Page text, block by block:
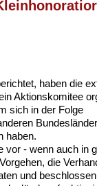
haben die
Aktionskomitee
sich in der Folge
haben.
vor - wenn auch in
die
und